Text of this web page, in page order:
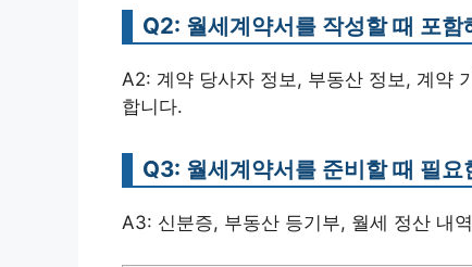
Q2: 월세계약서를 작성할 때 포
A2: 계약 당사자 정보, 부동산 정보, 계약
합니다.
Q3: 월세계약서를 준비할 때 필
A3: 신분증, 부동산 등기부, 월세 정산 내